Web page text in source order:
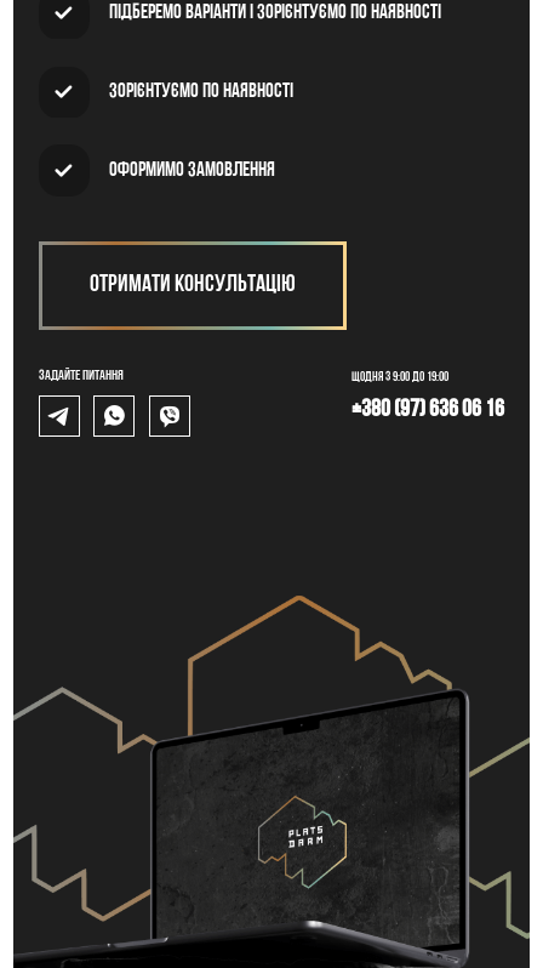
Підберемо варіанти і зорієнтуємо по наявності
Зорієнтуємо по наявності
Оформимо замовлення
Отримати консультацію
Задайте питання Щодня з 9:00 до 19:00
+380 (97) 636 06 16